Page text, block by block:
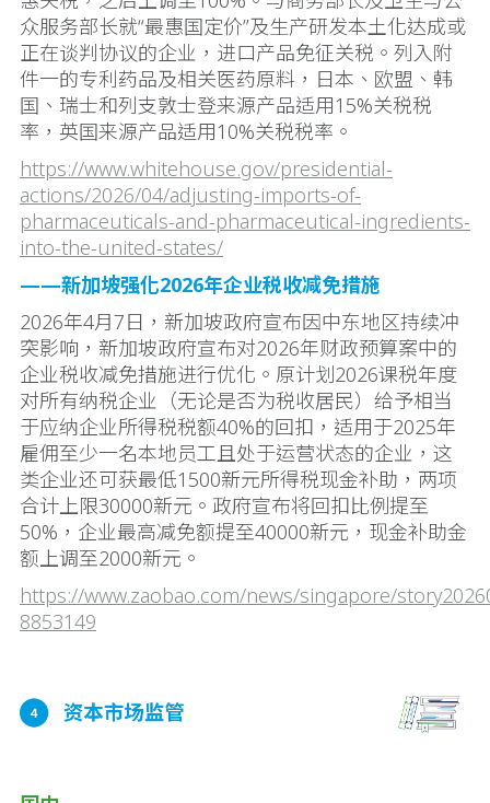
众服务部长就“最惠国定价”及生产研发本土化达成或
正在谈判协议的企业，进口产品免征关税。列入附
件一的专利药品及相关医药原料，日本、欧盟、韩
国、瑞士和列支敦士登来源产品适用15%关税税
率，英国来源产品适用10%关税税率。
https://www.whitehouse.gov/presidential-
actions/2026/04/adjusting-imports-of-
pharmaceuticals-and-pharmaceutical-ingredients-
into-the-united-states/
——新加坡强化2026年企业税收减免措施
2026年4月7日，新加坡政府宣布因中东地区持续冲
突影响，新加坡政府宣布对2026年财政预算案中的
企业税收减免措施进行优化。原计划2026课税年度
对所有纳税企业（无论是否为税收居民）给予相当
于应纳企业所得税税额40%的回扣，适用于2025年
雇佣至少一名本地员工且处于运营状态的企业，这
类企业还可获最低1500新元所得税现金补助，两项
合计上限30000新元。政府宣布将回扣比例提至
50%，企业最高减免额提至40000新元，现金补助金
额上调至2000新元。
https://www.zaobao.com/news/singapore/
8853149